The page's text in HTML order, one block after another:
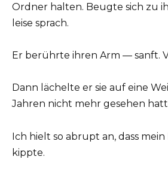
Ordner halten. Beugte sich zu
leise sprach.
Er berührte ihren Arm — sanft.
Dann lächelte er sie auf eine
Jahren nicht mehr gesehen
Ich hielt so abrupt an, dass
kippte.